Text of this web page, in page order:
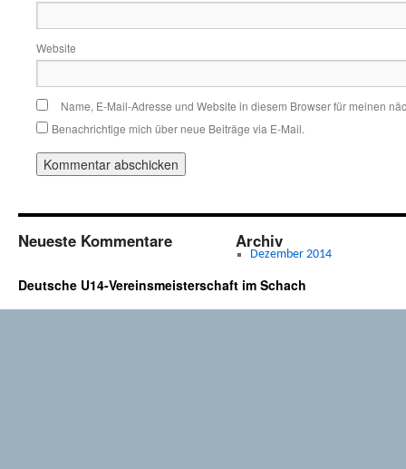
Website
Name, E-Mail-Adresse und Website in diesem Browser für meinen
Benachrichtige mich über neue Beiträge via E-Mail.
Neueste Kommentare Archiv
Dezember 2014
Deutsche U14-Vereinsmeisterschaft im Schach